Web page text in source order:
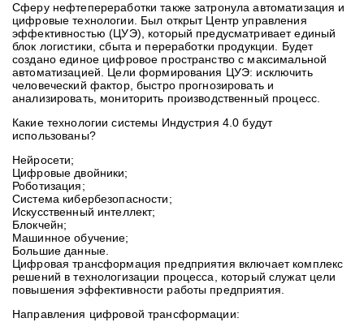
Сферу нефтепереработки также затронула автоматизация и
цифровые технологии. Был открыт Центр управления
эффективностью (ЦУЭ), который предусматривает единый
блок логистики, сбыта и переработки продукции. Будет
создано единое цифровое пространство с максимальной
автоматизацией. Цели формирования ЦУЭ: исключить
человеческий фактор, быстро прогнозировать и
анализировать, мониторить производственный процесс.
Какие технологии системы Индустрия 4.0 будут
использованы?
Нейросети;
Цифровые двойники;
Роботизация;
Система кибербезопасности;
Искусственный интеллект;
Блокчейн;
Машинное обучение;
Большие данные.
Цифровая трансформация предприятия включает комплекс
решений в технологизации процесса, который служат цели
повышения эффективности работы предприятия.
Направления цифровой трансформации: